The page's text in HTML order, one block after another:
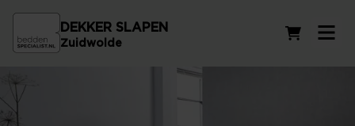
DEKKER SLAPEN
Zuidwolde